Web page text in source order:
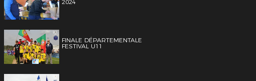
2024
FINALE DÉPARTEMENTALE
FESTIVAL U11